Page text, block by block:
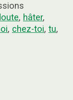
, hâter,
, chez-toi, tu,